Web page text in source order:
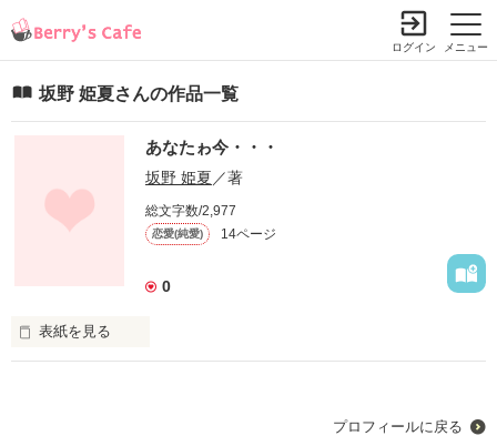
メニュー
ログイン
坂野 姫夏さんの作品一覧
あなたゎ今・・・
坂野 姫夏 ／著
総文字数/2,977
恋愛(純愛) 14ページ
0
表紙を見る
プロフィールに戻る